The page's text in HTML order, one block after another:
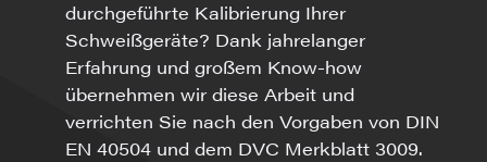
durchgeführte Kalibrierung Ihrer
Schweißgeräte? Dank jahrelanger
Erfahrung und großem Know-how
übernehmen wir diese Arbeit und
verrichten Sie nach den Vorgaben von DIN
EN 40504 und dem DVC Merkblatt 3009.